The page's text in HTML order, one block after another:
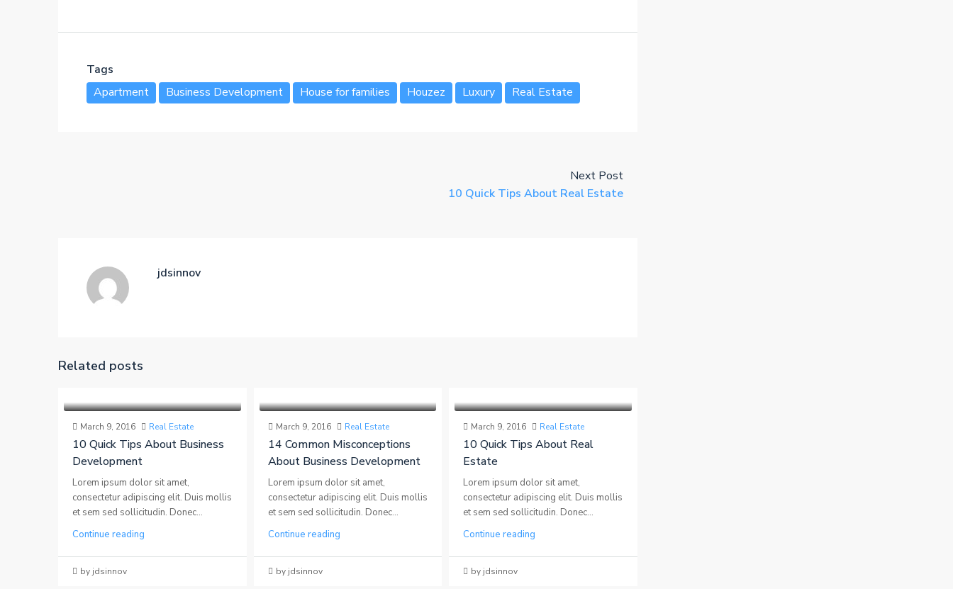
Tags
Apartment
Business Development House for families Houzez Luxury Real Estate
Next Post
10 Quick Tips About Real Estate
jdsinnov
Related posts
March 9, 2016 Real Estate
10 Quick Tips About Business
Development
Lorem ipsum dolor sit amet,
consectetur adipiscing elit. Duis mollis
et sem sed sollicitudin. Donec...
Continue reading
by jdsinnov
March 9, 2016 Real Estate
14 Common Misconceptions
About Business Development
Lorem ipsum dolor sit amet,
consectetur adipiscing elit. Duis mollis
et sem sed sollicitudin. Donec...
Continue reading
by jdsinnov
March 9, 2016 Real Estate
10 Quick Tips About Real
Estate
Lorem ipsum dolor sit amet,
consectetur adipiscing elit. Duis mollis
et sem sed sollicitudin. Donec...
Continue reading
by jdsinnov